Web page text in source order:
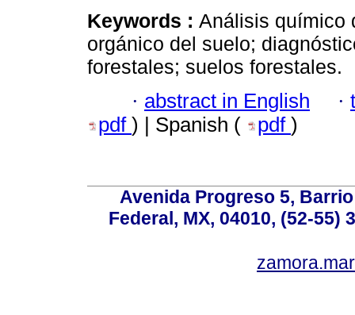
Keywords : Análisis químico
orgánico del suelo;
forestales; suelos forestales.
· abstract in English ·
pdf ) | Spanish ( pdf )
Avenida Progreso 5,
Federal, MX, 04010, (52-55)